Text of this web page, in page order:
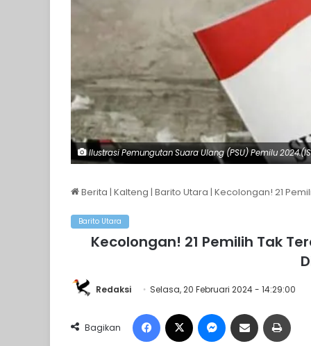
Ilustrasi Pemungutan Suara Ulang (PSU) Pemilu
Berita | Kalteng | Barito Utara | Kecolongan! 21
Barito Utara
Kecolongan! 21 Pemilih Tak
Redaksi Selasa, 20 Februari 2024 - 14:29:00
Bagikan
Facebook Messenger
Share via Email